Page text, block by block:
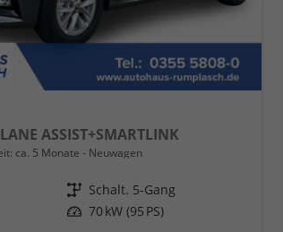
ASSIST+SMARTLINK
ca. 5 Monate Neuwagen
Getriebe Schalt. 5-Gang
Leistung 70 kW (95 PS)